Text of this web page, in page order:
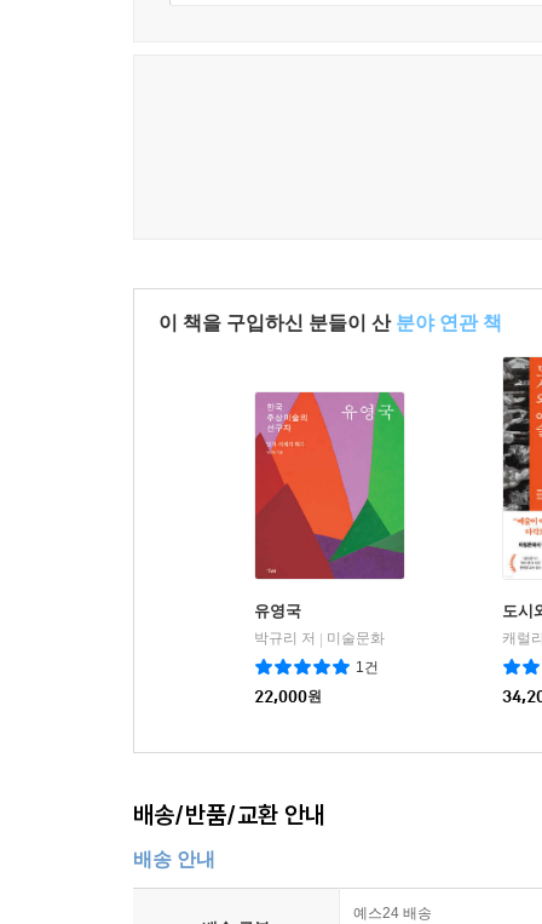
이 책을 구입하신 분들이 산 분야 연관 책
유영국
박규리 저
미술문화
1건
22,000원
도시
배송/반품/교환 안내
배송 안내
예스24 배송